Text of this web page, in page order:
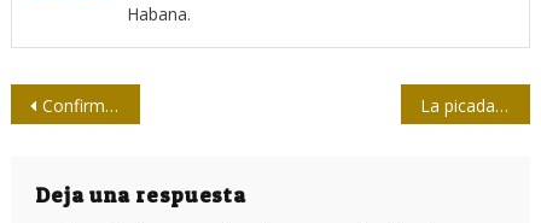
Habana.
Navegación
entradas
Confirma OMS origen natural del SARS-Cov-2 La picada del cóndor
Deja una respuesta